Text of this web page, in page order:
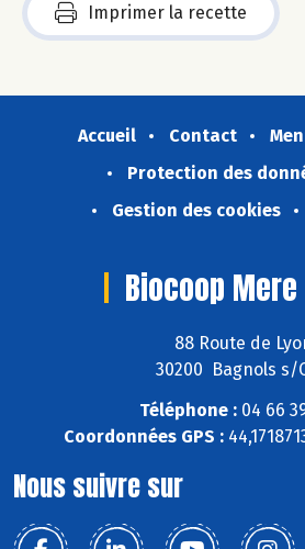
Imprimer la recette
Accueil Contact
Protection des
Gestion des cookies
Biocoop
88 Route de
30200 Bagnols s/
Téléphone :04 66
Coordonnées GPS :
Nous suivre sur